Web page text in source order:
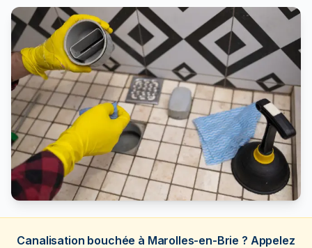
Canalisation bouchée à Marolles-en-Brie ? Appelez